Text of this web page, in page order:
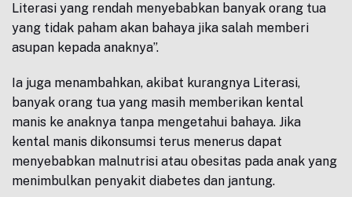
Literasi yang rendah menyebabkan banyak orang tua
yang tidak paham akan bahaya jika salah memberi
asupan kepada anaknya”.
Ia juga menambahkan, akibat kurangnya Literasi,
banyak orang tua yang masih memberikan kental
manis ke anaknya tanpa mengetahui bahaya. Jika
kental manis dikonsumsi terus menerus dapat
menyebabkan malnutrisi atau obesitas pada anak yang
menimbulkan penyakit diabetes dan jantung.